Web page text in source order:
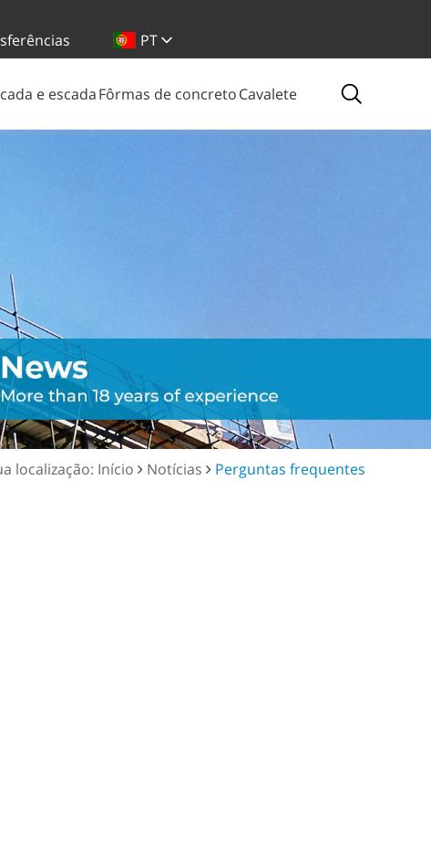
PT
e escadaFôrmas de concretoCavalete
localização: Início Notícias Perguntas frequentes